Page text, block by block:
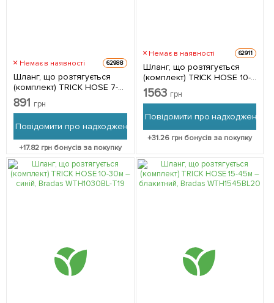
Немає в наявності 62988
Шланг, що розтягується
(комплект) TRICK HOSE 7-
22м – синій, пакет, Bradas
WTH0722BL-T-L
891 грн
Повідомити про надходження
+17.82 грн бонусів за покупку
Немає в наявності 62911
Шланг, що розтягується
(комплект) TRICK HOSE 10-
30м – блакитний, Bradas
WTH1030BL
1563 грн
Повідомити про надходження
+31.26 грн бонусів за покупку